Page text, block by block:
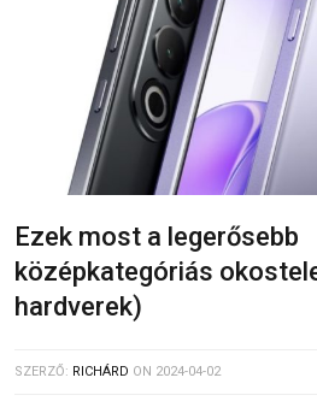
Ezek most a legerősebb
középkategóriás
hardverek)
SZERZŐ: RICHÁRD ON 2024-04-02